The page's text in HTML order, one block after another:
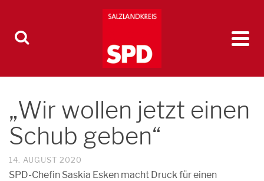
„Wir wollen jetzt einen
Schub geben“
14. AUGUST 2020
SPD-Chefin Saskia Esken macht Druck für einen